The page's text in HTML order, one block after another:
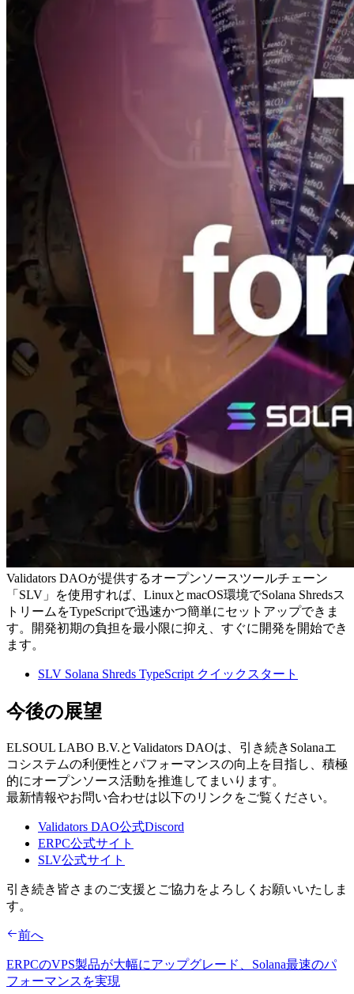
Validators DAOが提供するオープンソースツールチェーン
「SLV」を使用すれば、LinuxとmacOS環境でSolana Shredsス
トリームをTypeScriptで迅速かつ簡単にセットアップできま
す。開発初期の負担を最小限に抑え、すぐに開発を開始でき
ます。
SLV Solana Shreds TypeScript クイックスタート
今後の展望
ELSOUL LABO B.V.とValidators DAOは、引き続きSolanaエ
コシステムの利便性とパフォーマンスの向上を目指し、積極
的にオープンソース活動を推進してまいります。
最新情報やお問い合わせは以下のリンクをご覧ください。
Validators DAO公式Discord
ERPC公式サイト
SLV公式サイト
引き続き皆さまのご支援とご協力をよろしくお願いいたしま
す。
前へ
ERPCのVPS製品が大幅にアップグレード、Solana最速のパ
フォーマンスを実現